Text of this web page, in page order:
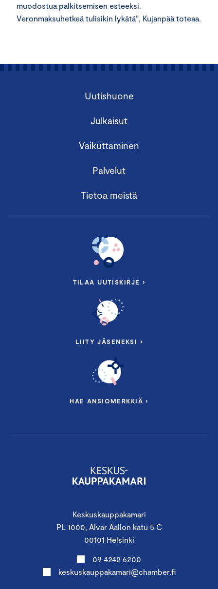
muodostua palkitsemisen esteeksi.
Veronmaksuhetkeä tulisikin lykätä”, Kujanpää toteaa.
Keskuskauppakamari
PL 1000, Alvar Aallon katu 5 C
00101 Helsinki
09 4242 6200
keskuskauppakamari@chamber.fi
Uutishuone
Julkaisut
Vaikuttaminen
Palvelut
Tietoa meistä
TILAA UUTISKIRJE ›
LIITY JÄSENEKSI ›
HAE ANSIOMERKKIÄ ›